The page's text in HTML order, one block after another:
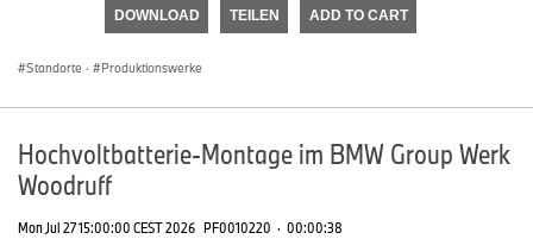
DOWNLOAD TEILEN ADD TO CART
Standorte · Produktionswerke
Hochvoltbatterie-Montage im BMW Group Werk
Woodruff
Mon Jul 27 15:00:00 CEST 2026 PF0010220 · 00:00:38